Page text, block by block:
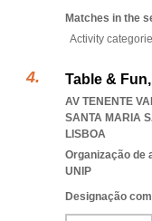
Matches in the
Activity
Table &
AV TENENTE
SANTA MARIA
LISBOA
Organização de
UNIP
Designação